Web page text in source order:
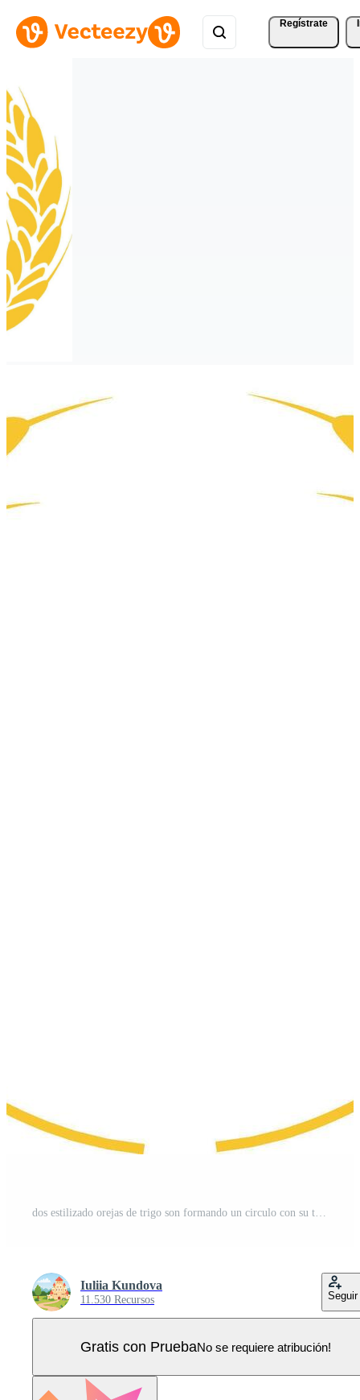
Regístrate
dos estilizado orejas de trigo son formando un circulo con su tallos, aislado en blanco fondo, representando agricultura, cosecha, y sano comida Vector Pro
Iuliia Kundova
11.530 Recursos Seguir
Gratis con PruebaNo se requiere atribución!